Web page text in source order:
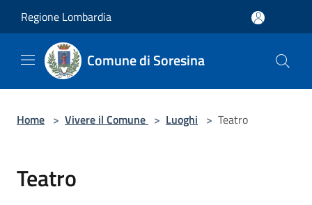
Regione Lombardia
Comune di Soresina
Home > Vivere il Comune > Luoghi > Teatro
Teatro